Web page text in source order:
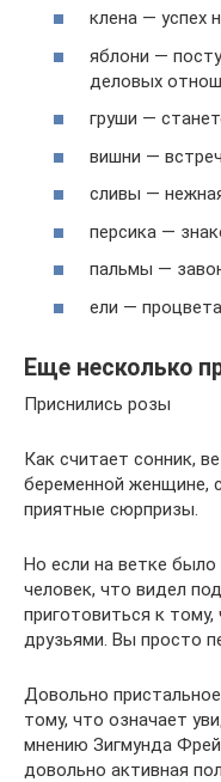
клена — успех
яблони —
деловых
груши —
вишни —
сливы —
персика —
пальмы —
ели —
Еще несколько
Приснились розы
Как считает сонник,
беременной женщине,
приятные сюрпризы.
Но если на ветке
человек, что видел
приготовиться к тому,
друзьями. Вы просто
Довольно
тому, что означает
мнению Зигмунда
довольно активная